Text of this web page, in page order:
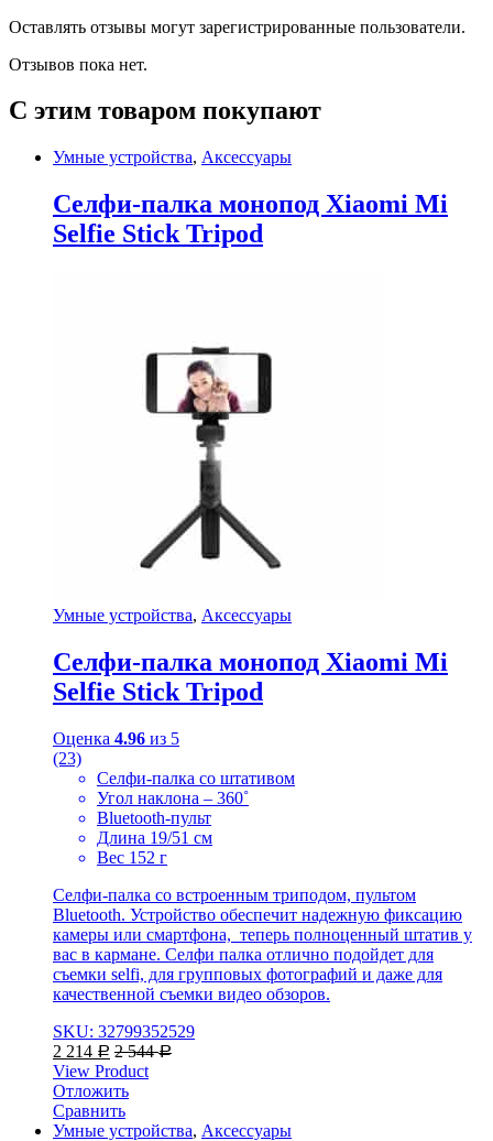
Оставлять отзывы могут зарегистрированные пользователи.
Отзывов пока нет.
С этим товаром покупают
Умные устройства, Аксессуары
Селфи-палка монопод Xiaomi Mi
Selfie Stick Tripod
Умные устройства, Аксессуары
Селфи-палка монопод Xiaomi Mi
Selfie Stick Tripod
Оценка 4.96 из 5
(23)
Селфи-палка со штативом
Угол наклона – 360˚
Bluetooth-пульт
Длина 19/51 см
Вес 152 г
Селфи-палка со встроенным триподом, пультом
Bluetooth. Устройство обеспечит надежную фиксацию
камеры или смартфона, теперь полноценный штатив у
вас в кармане. Селфи палка отлично подойдет для
съемки selfi, для групповых фотографий и даже для
качественной съемки видео обзоров.
SKU: 32799352529
2 214 Р 2 544Р
View Product
Отложить
Сравнить
Умные устройства, Аксессуары